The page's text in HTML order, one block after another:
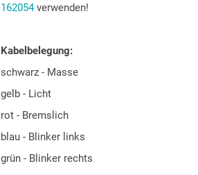
162054verwenden!
Kabelbelegung:
schwarz - Masse
gelb - Licht
rot - Bremslich
blau - Blinker links
grün - Blinker rechts